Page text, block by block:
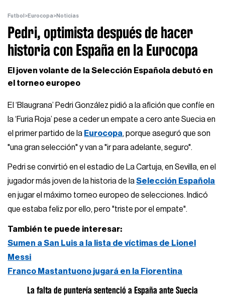
Futbol >Eurocopa>Noticias
Pedri, optimista después de hacer
historia con España en la Eurocopa
El joven volante de la Selección Española debutó en
el torneo europeo
El ‘Blaugrana’ Pedri González pidió a la afición que confíe en
la ‘Furia Roja’ pese a ceder un empate a cero ante Suecia en
el primer partido de la Eurocopa, porque aseguró que son
"una gran selección" y van a "ir para adelante, seguro".
Pedri se convirtió en el estadio de La Cartuja, en Sevilla, en el
jugador más joven de la historia de laSelección Española
en jugar el máximo torneo europeo de selecciones. Indicó
que estaba feliz por ello, pero "triste por el empate".
También te puede interesar:
Sumen a San Luis a la lista de víctimas de Lionel
Messi
Franco Mastantuono jugará en la Fiorentina
La falta de puntería sentenció a España ante Suecia